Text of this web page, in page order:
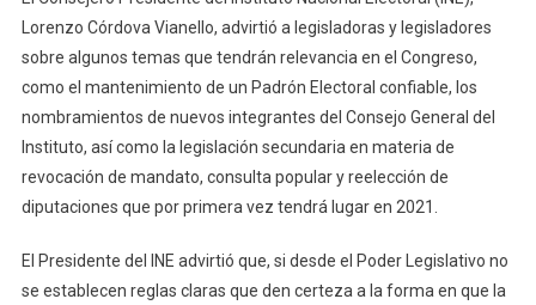
La
Autoridad
Electoral
En
Materia
De
Consulta
Y
Revocación
Lorenzo Córdova Vianello, advirtió a legisladoras y legisladores
sobre algunos temas que tendrán relevancia en el Congreso,
como el mantenimiento de un Padrón Electoral confiable, los
nombramientos de nuevos integrantes del Consejo General del
Instituto, así como la legislación secundaria en materia de
revocación de mandato, consulta popular y reelección de
diputaciones que por primera vez tendrá lugar en 2021.
El Presidente del INE advirtió que, si desde el Poder Legislativo no
se establecen reglas claras que den certeza a la forma en que la